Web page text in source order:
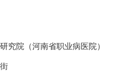
究院（河南省职业病医院）